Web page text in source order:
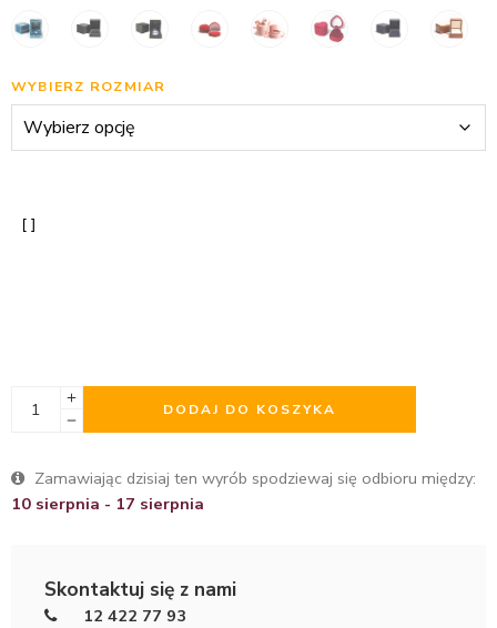
WYBIERZ ROZMIAR
DODAJ DO KOSZYKA
Zamawiając dzisiaj ten wyrób spodziewaj się odbioru między:
10 sierpnia - 17 sierpnia
Skontaktuj się z nami
12 422 77 93